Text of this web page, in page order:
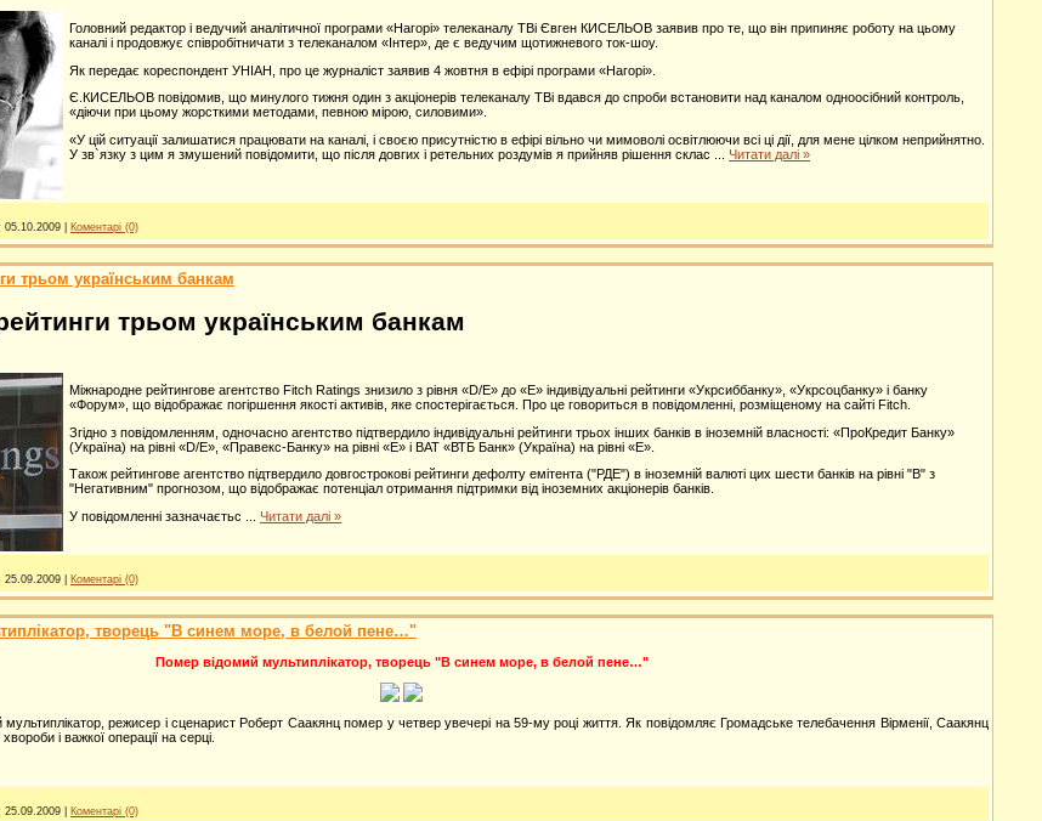
Головний редактор і ведучий аналітичної програми «Нагорі» телеканалу TВi Євген КИСЕЛЬОВ заявив про те, що він припиняє роботу на цьому
каналі і продовжує співробітничати з телеканалом «Інтер», де є ведучим щотижневого ток-шоу.
Як передає кореспондент УНІАН, про це журналіст заявив 4 жовтня в ефірі програми «Нагорі».
Є.КИСЕЛЬОВ повідомив, що минулого тижня один з акціонерів телеканалу TВi вдався до спроби встановити над каналом одноосібний контроль,
«діючи при цьому жорсткими методами, певною мірою, силовими».
«У цій ситуації залишатися працювати на каналі, і своєю присутністю в ефірі вільно чи мимоволі освітлюючи всі ці дії, для мене цілком неприйнятно.
У зв`язку з цим я змушений повідомити, що після довгих і ретельних роздумів я прийняв рішення склас
Читати далі »
05.10.2009 Коментарі (0)
трьом українським банкам
трьом українським банкам
Міжнародне рейтингове агентство Fitch Ratings знизило з рівня «D/E» до «E» індивідуальні рейтинги «Укрсиббанку», «Укрсоцбанку» і банку
«Форум», що відображає погіршення якості активів, яке спостерігається. Про це говориться в повідомленні, розміщеному на сайті Fitch.
Згідно з повідомленням, одночасно агентство підтвердило індивідуальні рейтинги трьох інших банків в іноземній власності: «ПроКредит Банку»
(Україна) на рівні «D/E», «Правекс-Банку» на рівні «E» і ВАТ «ВТБ Банк» (Україна) на рівні «E».
Також рейтингове агентство підтвердило довгострокові рейтинги дефолту емітента ("РДЕ") в іноземній валюті цих шести банків на рівні "B" з
"Негативним" прогнозом, що відображає потенціал отримання підтримки від іноземних акціонерів банків.
У повідомленні зазначаєтьс
Читати далі »
25.09.2009 Коментарі (0)
творець "В синем море, в белой пене…"
Помер відомий мультиплікатор, творець "В синем море, в белой пене…"
мультиплікатор, режисер і сценарист Роберт Саакянц помер у четвер увечері на 59-му році життя. Як повідомляє Громадське телебачення Вірменії, Саакянц
і важкої операції на серці.
25.09.2009 Коментарі (0)